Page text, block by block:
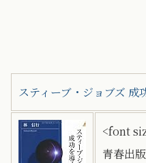
スティーブ・ジョブズ
<font
青春出